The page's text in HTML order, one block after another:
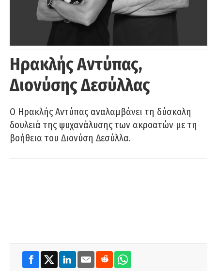
Ηρακλής Αντύπας,
Διονύσης Δεσύλλας
Ο Ηρακλής Αντύπας αναλαμβάνει τη δύσκολη
δουλειά της ψυχανάλυσης των ακροατών με τη
βοήθεια του Διονύση Δεσύλλα.